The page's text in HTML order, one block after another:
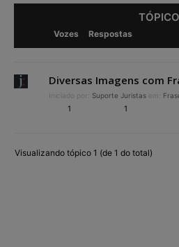
TÓPICO
Vozes Respostas
Diversas Imagens com
Iniciado por: Suporte Juristas em:
1 1
Visualizando tópico 1 (de 1 do total)